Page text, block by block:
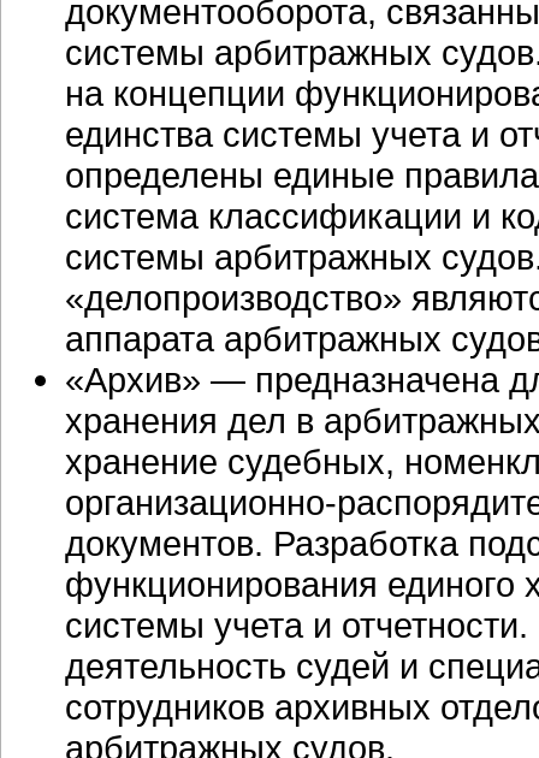
документооборота,
системы арбитражных
на концепции
единства системы учета и
определены единые
система классификации и
системы арбитражных
«делопроизводство»
аппарата арбитражных
«Архив» — предназначена
хранения дел в
хранение судебных,
организационно-
документов. Разработка
функционирования единого
системы учета и
деятельность судей и
сотрудников архивных
арбитражных судов.